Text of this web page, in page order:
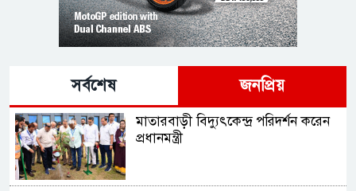
সর্বশেষ জনপ্রিয়
মাতারবাড়ী বিদ্যুৎকেন্দ্র পরিদর্শন করেন
প্রধানমন্ত্রী